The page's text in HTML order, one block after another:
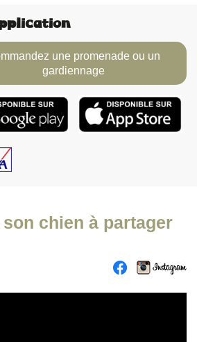
une promenade ou un
gardiennage
chien à partager